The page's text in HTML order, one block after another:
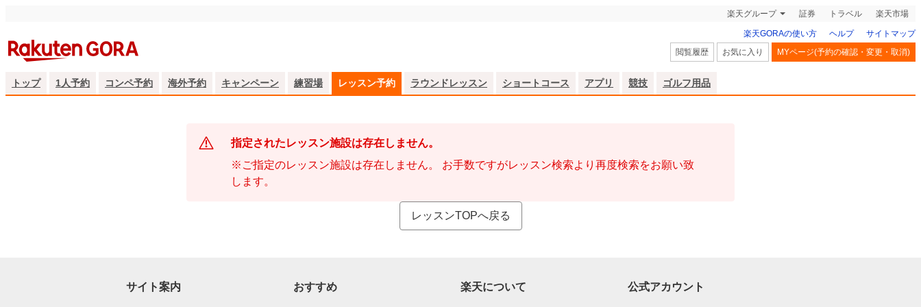
楽天グループ 証券 トラベル 楽天市場
楽天GORAの使い方 ヘルプ
サイトマップ
閲覧履歴
お気に入り MYページ(予約の確認・変更・取消)
トップ 1人予約 コンペ予約 海外予約 キャンペーン 練習場 レッスン予約 ラウンドレッスン ショートコース アプリ 競技 ゴルフ用品
指定されたレッスン施設は存在しません。
※ご指定のレッスン施設は存在しません。 お手数ですがレッスン検索より再度検索をお願い致
します。
レッスンTOPへ戻る
サイト案内 おすすめ 楽天について 公式アカウント